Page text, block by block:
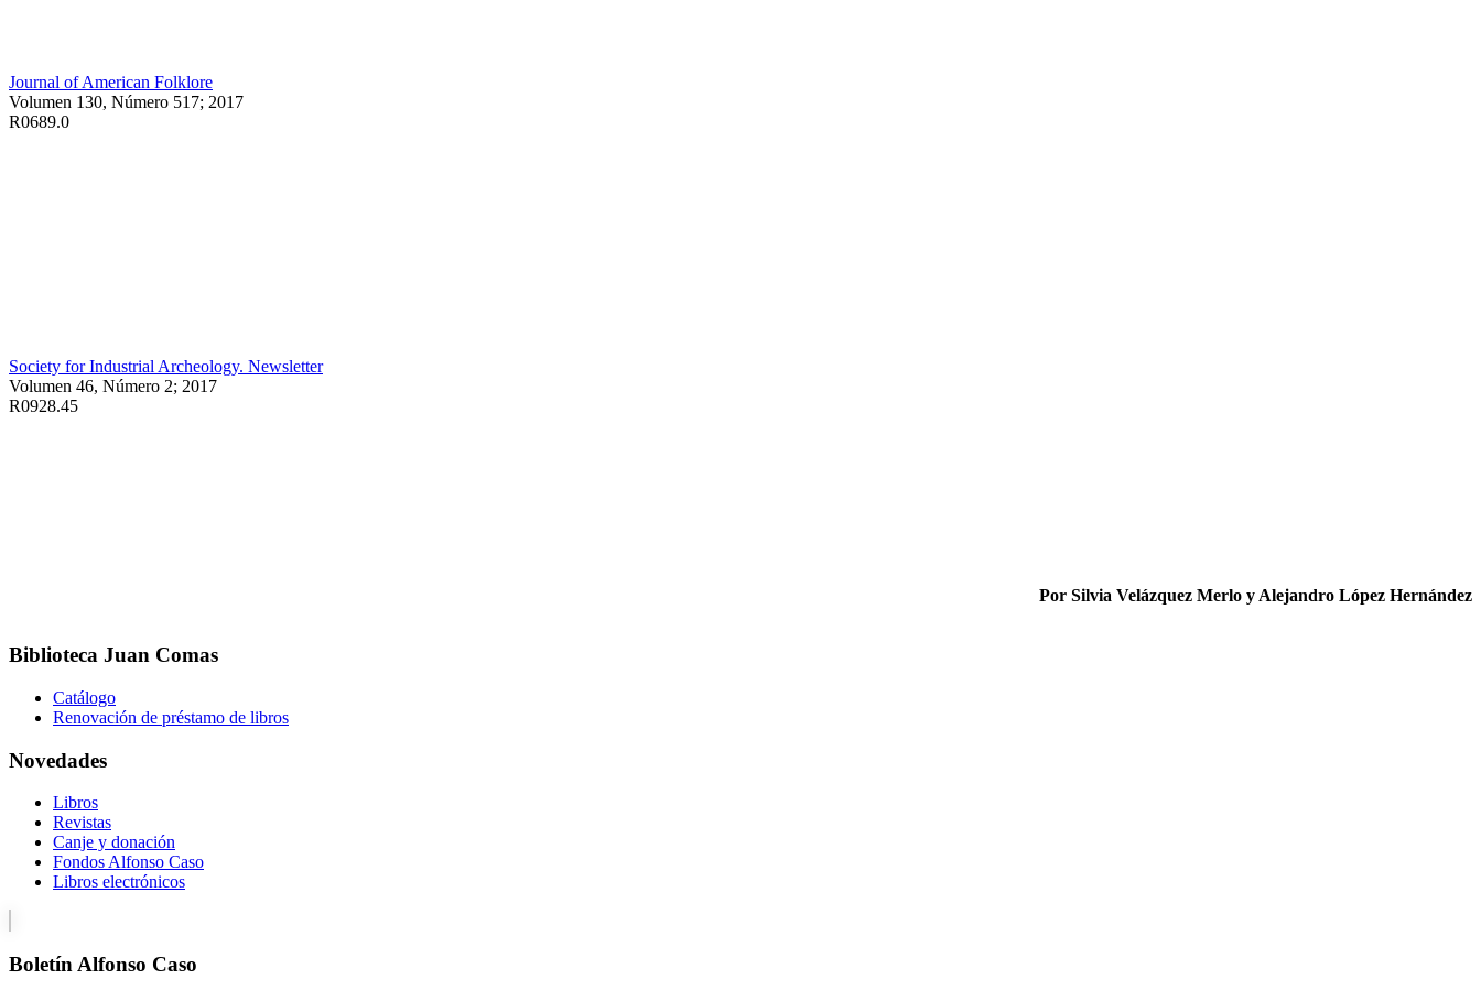
Journal of American Folklore
Volumen 130, Número 517; 2017
R0689.0
Society for Industrial Archeology. Newsletter
Volumen 46, Número 2; 2017
R0928.45
Por Silvia Velázquez Merlo y Alejandro López Hernández
Biblioteca Juan Comas
Catálogo
Renovación de préstamo de libros
Novedades
Libros
Revistas
Canje y donación
Fondos Alfonso Caso
Libros electrónicos
Boletín Alfonso Caso